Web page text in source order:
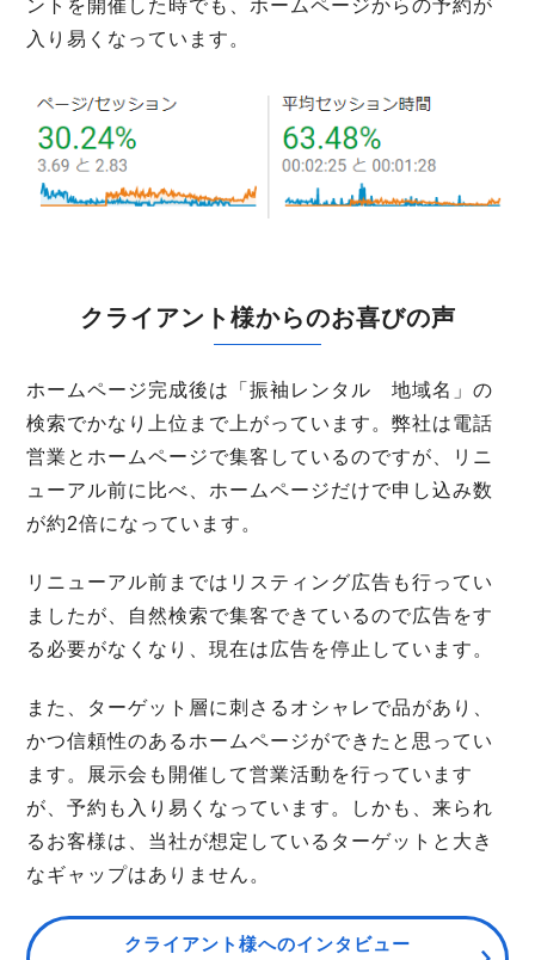
ントを開催した時でも、ホームページからの予約が
入り易くなっています。
クライアント様からのお喜びの声
ホームページ完成後は「振袖レンタル 地域名」の
検索でかなり上位まで上がっています。弊社は電話
営業とホームページで集客しているのですが、リニ
ューアル前に比べ、ホームページだけで申し込み数
が約2倍になっています。
リニューアル前まではリスティング広告も行ってい
ましたが、自然検索で集客できているので広告をす
る必要がなくなり、現在は広告を停止しています。
また、ターゲット層に刺さるオシャレで品があり、
かつ信頼性のあるホームページができたと思ってい
ます。展示会も開催して営業活動を行っています
が、予約も入り易くなっています。しかも、来られ
るお客様は、当社が想定しているターゲットと大き
なギャップはありません。
クライアント様へのインタビュー